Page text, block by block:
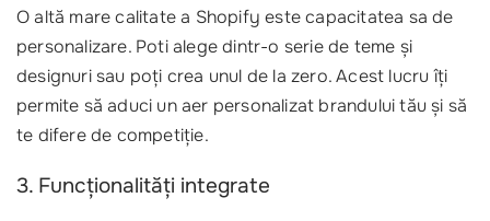
O altă mare calitate a Shopify este capacitatea sa de
personalizare. Poti alege dintr-o serie de teme și
designuri sau poți crea unul de la zero. Acest lucru îți
permite să aduci un aer personalizat brandului tău și să
te difere de competiție.
3. Funcționalități integrate